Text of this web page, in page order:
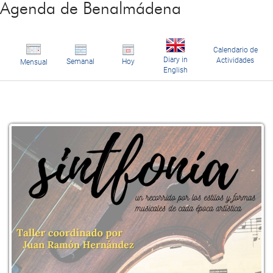
Agenda de Benalmádena
Mensual Semanal Hoy
Diary in
English
Calendario de
Actividades